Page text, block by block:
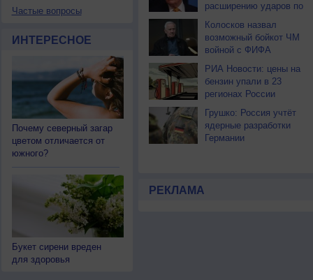
Частые вопросы
ИНТЕРЕСНОЕ
Почему северный загар
цветом отличается от
южного?
Букет сирени вреден
для здоровья
расширению ударов по
Ирану
Колосков назвал
возможный бойкот ЧМ
войной с ФИФА
РИА Новости: цены на
бензин упали в 23
регионах России
Грушко: Россия учтёт
ядерные разработки
Германии
РЕКЛАМА